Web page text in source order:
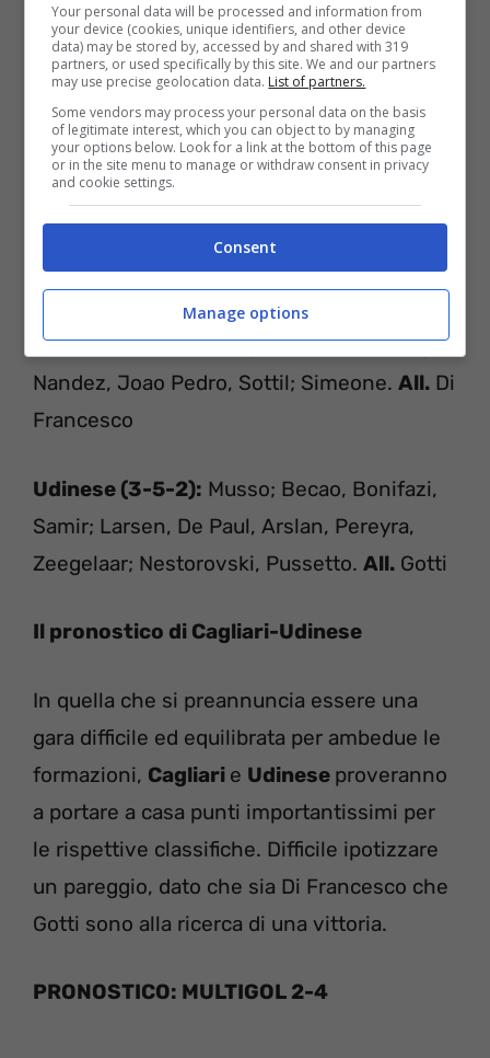
Cagliari-Udinese
E PROBABILI FORMAZIONI
Cagliari (4-2-3-1):Cragno; Zappa,
Ceppitelli, Godin, Lykogiannis; Marin, Rog;
Nandez, Joao Pedro, Sottil; Simeone. All. Di
Francesco
Udinese (3-5-2): Musso; Becao, Bonifazi,
Samir; Larsen, De Paul, Arslan, Pereyra,
Zeegelaar; Nestorovski, Pussetto. All. Gotti
Il pronostico di Cagliari-Udinese
In quella che si preannuncia essere una
gara difficile ed equilibrata per ambedue le
formazioni, Cagliari e Udinese proveranno
a portare a casa punti importantissimi per
le rispettive classifiche. Difficile ipotizzare
un pareggio, dato che sia Di Francesco che
Gotti sono alla ricerca di una vittoria.
PRONOSTICO: MULTIGOL 2-4
Your personal data will be processed and information from
your device (cookies, unique identifiers, and other device
data) may be stored by, accessed by and shared with 319
partners, or used specifically by this site. We and our partners
may use precise geolocation data. List of partners.
Some vendors may process your personal data on the basis
of legitimate interest, which you can object to by managing
your options below. Look for a link at the bottom of this page
or in the site menu to manage or withdraw consent in privacy
and cookie settings.
Consent
Manage options